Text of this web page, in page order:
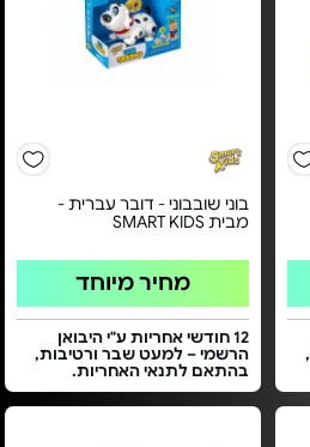
בוני שובבוני - דובר עברית -
מבית SMART KIDS
מחיר מיוחד
12 חודשי אחריות ע"י היבואן
הרשמי – למעט שבר ורטיבות,
בהתאם לתנאי האחריות.